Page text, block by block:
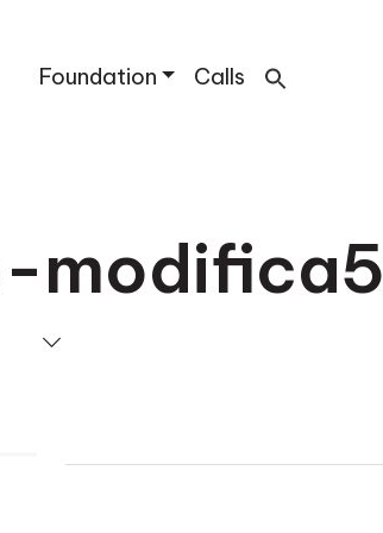
Foundation Calls
modifica5